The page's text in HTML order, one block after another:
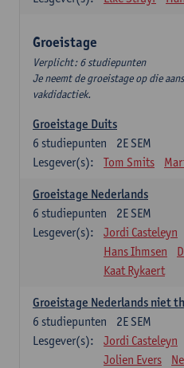
Groeistage
Verplicht: 6 studiepunten
Je neemt de groeistage op die
vakdidactiek.
Groeistage Duits
2E SEM
6 studiepunten
Lesgever(s):
Tom Smits
Groeistage Nederlands
2E SEM
6 studiepunten
Lesgever(s):
Jordi Casteleyn
Hans Ihmsen
Kaat Rykaert
Groeistage Nederlands niet
2E SEM
6 studiepunten
Lesgever(s):
Jordi Casteleyn
Jolien Evers